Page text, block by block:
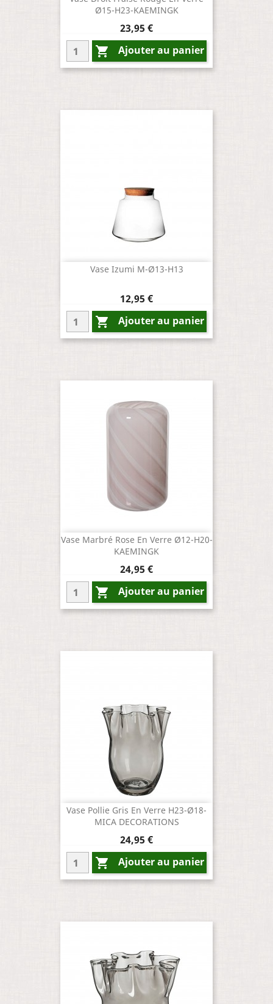
Ø15-H23-KAEMINGK
Prix
23,95 €
 Ajouter au panier
Vase Izumi M-Ø13-H13
Prix
12,95 €
 Ajouter au panier
Vase Marbré Rose En Verre Ø12-H20-
KAEMINGK
Prix
24,95 €
 Ajouter au panier
Vase Pollie Gris En Verre H23-Ø18-
MICA DECORATIONS
Prix
24,95 €
 Ajouter au panier